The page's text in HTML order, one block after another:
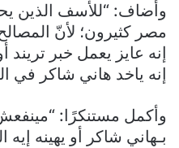
وأضاف: “للأسف الذين
مصر كثيرون؛ لأنّ
إنه عايز يعمل خبر
إنه ياخد هاني شاكر في
وأكمل مستنكرًا:
بـهاني شاكر أو يهينه